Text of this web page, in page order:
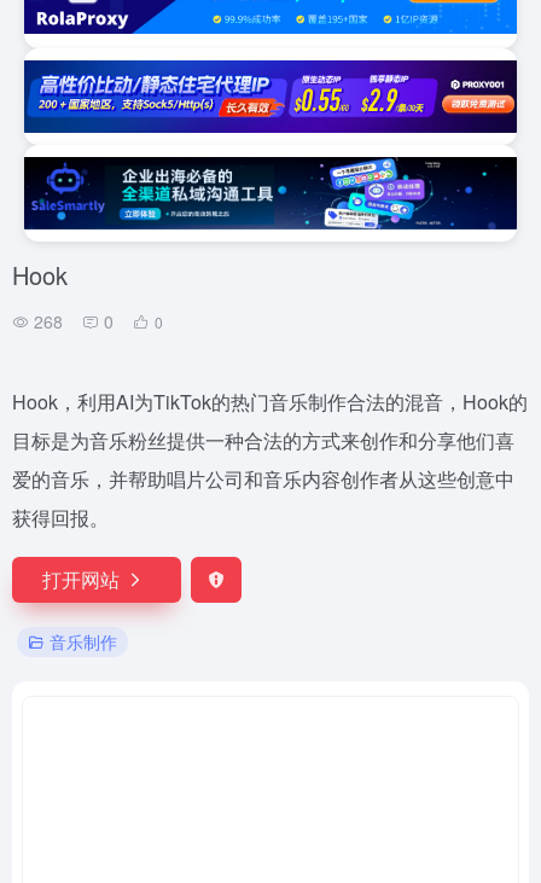
Hook
268 0 0
Hook，利用AI为TikTok的热门音乐制作合法的混音，Hook的
目标是为音乐粉丝提供一种合法的方式来创作和分享他们喜
爱的音乐，并帮助唱片公司和音乐内容创作者从这些创意中
获得回报。
打开网站
音乐制作